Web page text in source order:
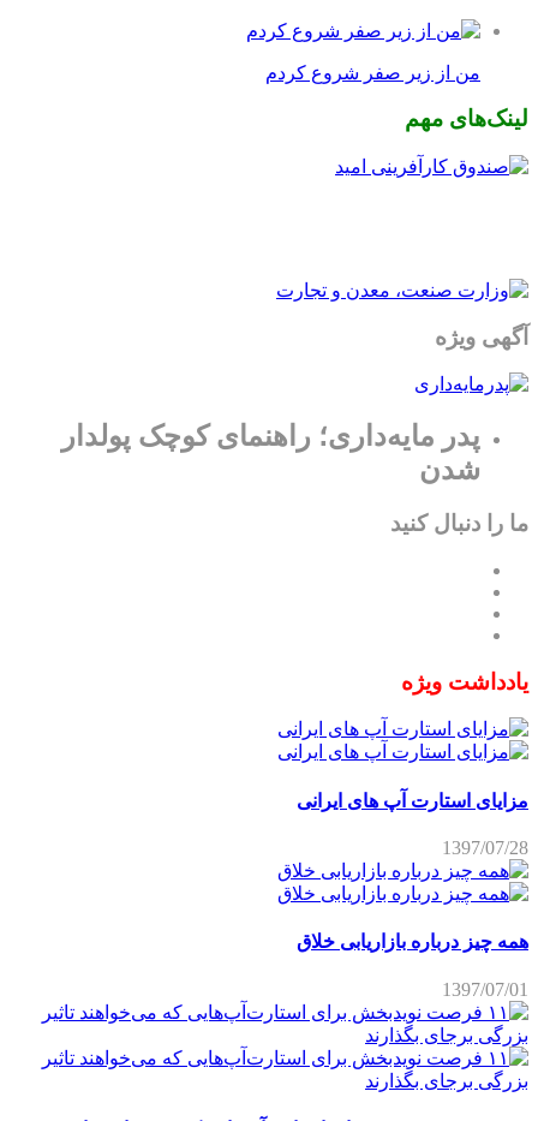
من از زیر صفر شروع کردم
لینک‌های مهم
آگهی ویژه
پدر مایه‌داری؛ راهنمای کوچک پولدار
شدن
ما را دنبال کنید
یادداشت ویژه
مزایای استارت آپ های ایرانی
1397/07/28
همه چیز درباره بازاریابی خلاق
1397/07/01